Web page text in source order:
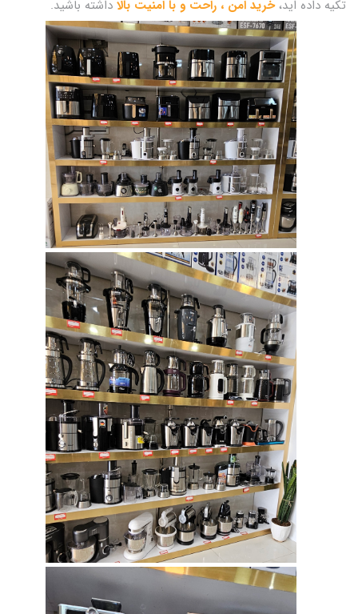
تکیه داده اید،خرید امن ، راحت و با امنیت بالا داشته باشید.